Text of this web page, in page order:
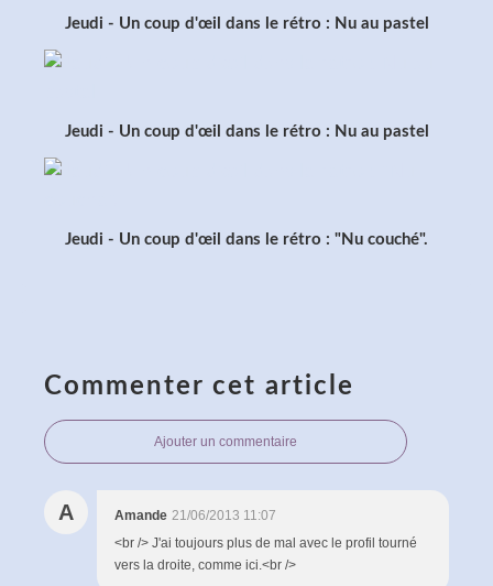
Jeudi - Un coup d'œil dans le rétro : Nu au pastel
Jeudi - Un coup d'œil dans le rétro : Nu au pastel
Jeudi - Un coup d'œil dans le rétro : "Nu couché".
Commenter cet article
Ajouter un commentaire
A Amande 21/06/2013 11:07
<br /> J'ai toujours plus de mal avec le profil tourné
vers la droite, comme ici.<br />